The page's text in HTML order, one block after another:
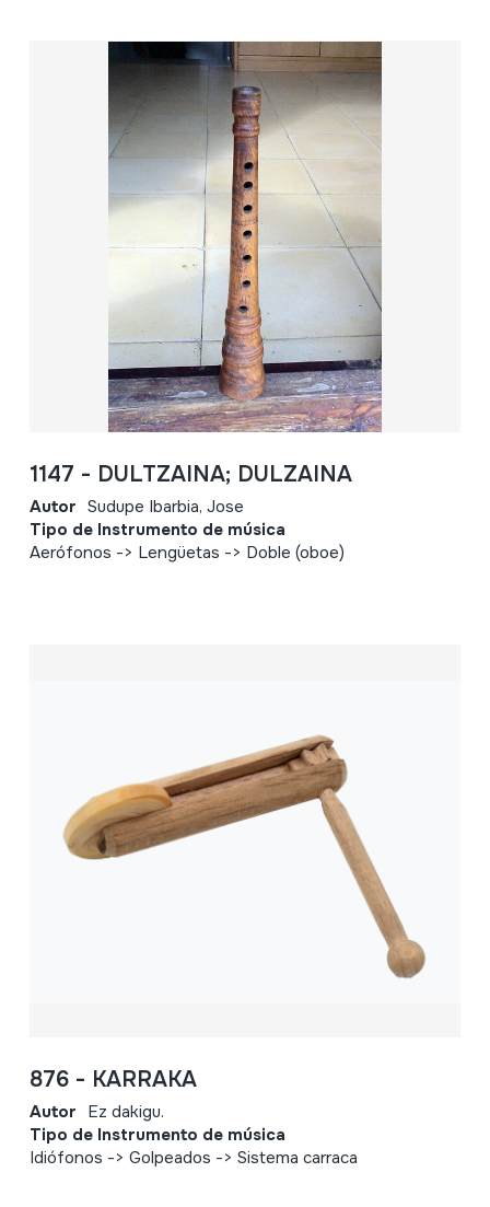
1147 - DULTZAINA; DULZAINA
Autor Sudupe Ibarbia, Jose
Tipo de Instrumento de música
Aerófonos -> Lengüetas -> Doble (oboe)
876 - KARRAKA
Autor Ez dakigu.
Tipo de Instrumento de música
Idiófonos -> Golpeados -> Sistema carraca